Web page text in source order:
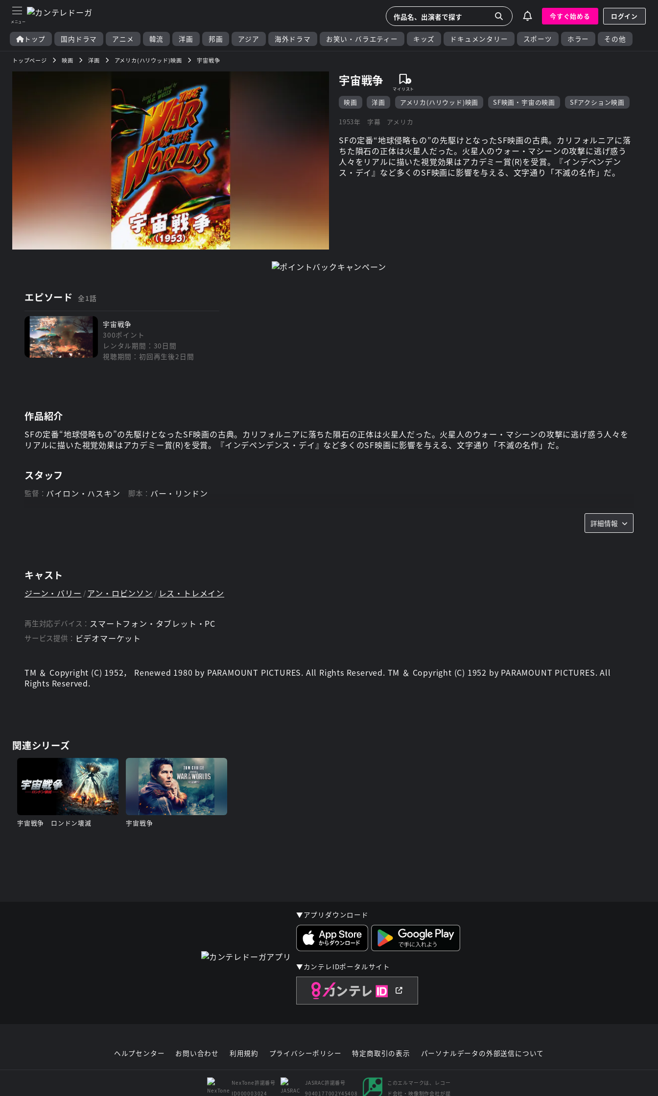
今すぐ始める ログイン
トップ 国内ドラマ アニメ 韓流 洋画 邦画 アジア 海外ドラマ お笑い・バラエティー キッズ ドキュメンタリー スポーツ ホラー その他
トップページ 映画 洋画 アメリカ(ハリウッド)映画 宇宙戦争
宇宙戦争
映画 洋画 アメリカ(ハリウッド)映画 SF映画・宇宙の映画 SFアクション映画
1953年 字幕 アメリカ
SFの定番“地球侵略もの”の先駆けとなったSF映画の古典。カリフォルニアに落
ちた隕石の正体は火星人だった。火星人のウォー・マシーンの攻撃に逃げ惑う
人々をリアルに描いた視覚効果はアカデミー賞(R)を受賞。『インデペンデン
ス・デイ』など多くのSF映画に影響を与える、文字通り「不滅の名作」だ。
エピソード 全1話
宇宙戦争
300ポイント
レンタル期間：30日間
視聴期間：初回再生後2日間
作品紹介
SFの定番“地球侵略もの”の先駆けとなったSF映画の古典。カリフォルニアに落ちた隕石の正体は火星人だった。火星人のウォー・マシーンの攻撃に逃げ惑う人々を
リアルに描いた視覚効果はアカデミー賞(R)を受賞。『インデペンデンス・デイ』など多くのSF映画に影響を与える、文字通り「不滅の名作」だ。
スタッフ
監督： バイロン・ハスキン 脚本： バー・リンドン
詳細情報
キャスト
ジーン・バリー アン・ロビンソン レス・トレメイン
再生対応デバイス： スマートフォン・タブレット・PC
サービス提供： ビデオマーケット
TM ＆ Copyright (C) 1952， Renewed 1980 by PARAMOUNT PICTURES. All Rights Reserved. TM ＆ Copyright (C) 1952 by PARAMOUNT PICTURES. All
Rights Reserved.
関連シリーズ
宇宙戦争 ロンドン壊滅 宇宙戦争
▼アプリダウンロード
▼カンテレIDポータルサイト
ヘルプセンター お問い合わせ 利用規約 プライバシーポリシー 特定商取引の表示 パーソナルデータの外部送信について
NexTone許諾番号
ID000003024
JASRAC許諾番号
9040177002Y45408
このエルマークは、レコー
ド会社・映像制作会社が提